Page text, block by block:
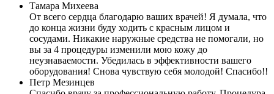
Тамара Михеева
От всего сердца благодарю ваших врачей! Я думала, что
до конца жизни буду ходить с красным лицом и
сосудами. Никакие наружные средства не помогали, но
вы за 4 процедуры изменили мою кожу до
неузнаваемости. Убедилась в эффективности вашего
оборудования! Снова чувствую себя молодой! Спасибо!!
Петр Мезинцев